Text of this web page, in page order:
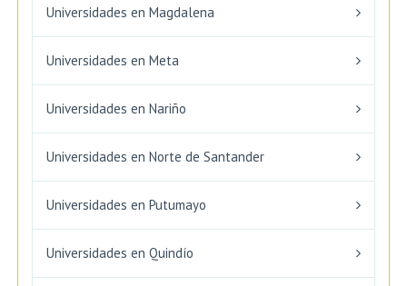
Universidades en Magdalena
Universidades en Meta
Universidades en Nariño
Universidades en Norte de Santander
Universidades en Putumayo
Universidades en Quindío